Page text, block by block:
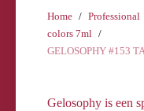
Home Professional
colors 7ml
GELOSOPHY #153
Gelosophy is een